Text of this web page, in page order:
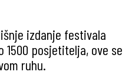
izdanje festivala
1500 posjetitelja, ove se
ruhu.